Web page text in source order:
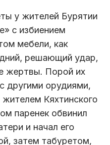
у жителей Бурятии
с избиением
мебели, как
решающий удар,
жертвы. Порой их
другими орудиями,
Кяхтинского
паренек обвинил
и начал его
затем табуретом,